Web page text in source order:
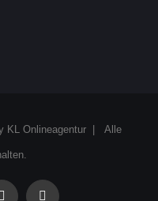
KL Onlineagentur| Alle
linkedin xing